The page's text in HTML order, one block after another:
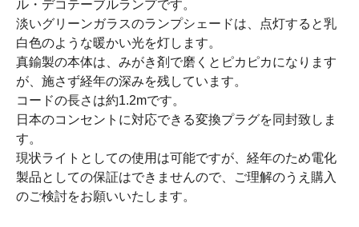
ル・デコテーブルランプです。
淡いグリーンガラスのランプシェードは、点灯すると乳
白色のような暖かい光を灯します。
真鍮製の本体は、みがき剤で磨くとピカピカになります
が、施さず経年の深みを残しています。
コードの長さは約1.2mです。
日本のコンセントに対応できる変換プラグを同封致しま
す。
現状ライトとしての使用は可能ですが、経年のため電化
製品としての保証はできませんので、ご理解のうえ購入
のご検討をお願いいたします。